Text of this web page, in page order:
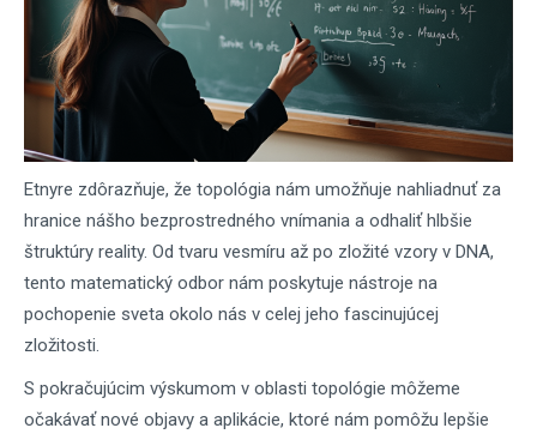
Etnyre zdôrazňuje, že topológia nám umožňuje nahliadnuť za
hranice nášho bezprostredného vnímania a odhaliť hlbšie
štruktúry reality. Od tvaru vesmíru až po zložité vzory v DNA,
tento matematický odbor nám poskytuje nástroje na
pochopenie sveta okolo nás v celej jeho fascinujúcej
zložitosti.
S pokračujúcim výskumom v oblasti topológie môžeme
očakávať nové objavy a aplikácie, ktoré nám pomôžu lepšie